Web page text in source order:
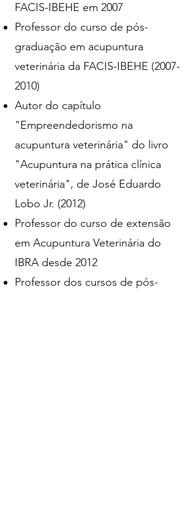
FACIS-IBEHE em 2007
Professor do curso de pós-
graduação em acupuntura
veterinária da FACIS-IBEHE (2007-
2010)
Autor do capítulo
"Empreendedorismo na
acupuntura veterinária" do livro
"Acupuntura na prática clínica
veterinária", de José Eduardo
Lobo Jr. (2012)
Professor do curso de extensão
em Acupuntura Veterinária do
IBRA desde 2012
Professor dos cursos de pós-